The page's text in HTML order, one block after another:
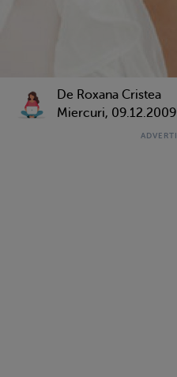
De Roxana Cristea
Miercuri, 09.12.2009